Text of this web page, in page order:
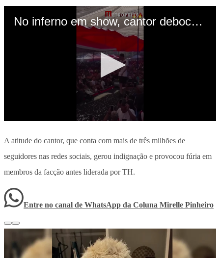
A atitude do cantor, que conta com mais de três milhões de
seguidores nas redes sociais, gerou indignação e provocou fúria em
membros da facção antes liderada por TH.
Entre no canal de WhatsApp da Coluna Mirelle Pinheiro